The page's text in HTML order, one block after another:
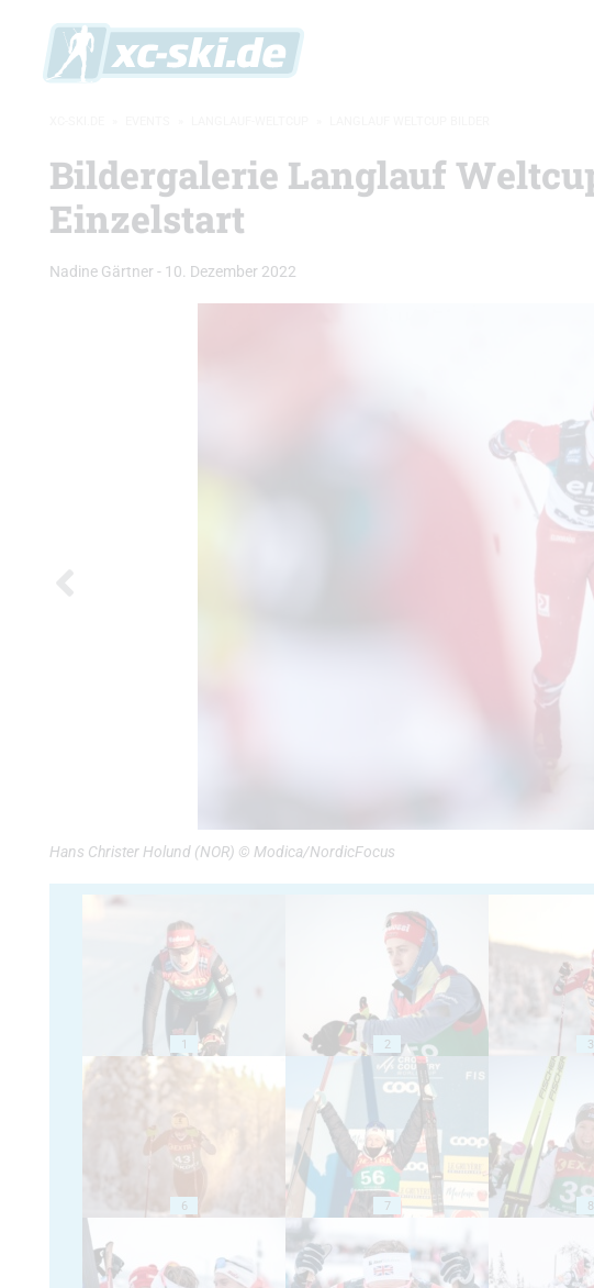
Bildergalerie Langlauf
Einzelstart
Nadine Gärtner - 10. Dezember 2022
Hans Christer Holund (NOR) © Modica/NordicFocus
1 2 3
6 7 8